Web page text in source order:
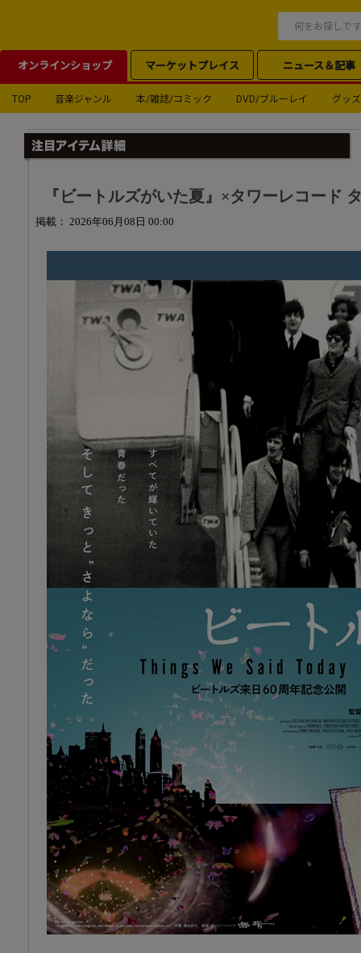
オンラインショップ マーケットプレイス ニュース＆記事
TOP 音楽ジャンル 本/雑誌/コミック DVD/ブルーレイ グッズ
『ビートルズがいた夏』×タワーレコード
掲載： 2026年06月08日 00:00